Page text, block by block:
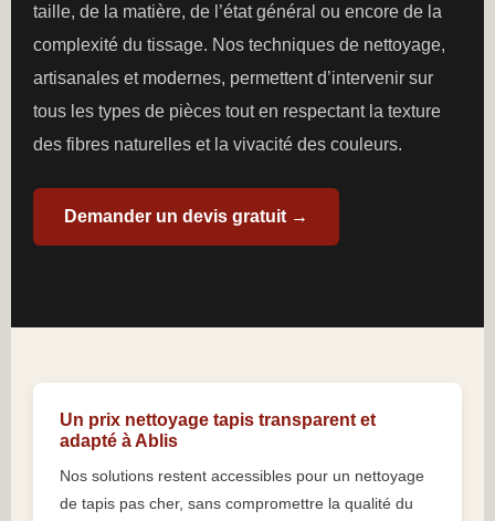
taille, de la matière, de l’état général ou encore de la
complexité du tissage. Nos techniques de nettoyage,
artisanales et modernes, permettent d’intervenir sur
tous les types de pièces tout en respectant la texture
des fibres naturelles et la vivacité des couleurs.
Demander un devis gratuit →
Un prix nettoyage tapis transparent et
adapté à Ablis
Nos solutions restent accessibles pour un nettoyage
de tapis pas cher, sans compromettre la qualité du